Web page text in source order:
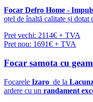
Focar Defro Home -
oțel de înaltă calitate și dotat
Pret vechi: 2114€ + TVA
Pret nou: 1691€ + TVA
Focar samota cu
Focarele Izaro de la
ardere cu un randament